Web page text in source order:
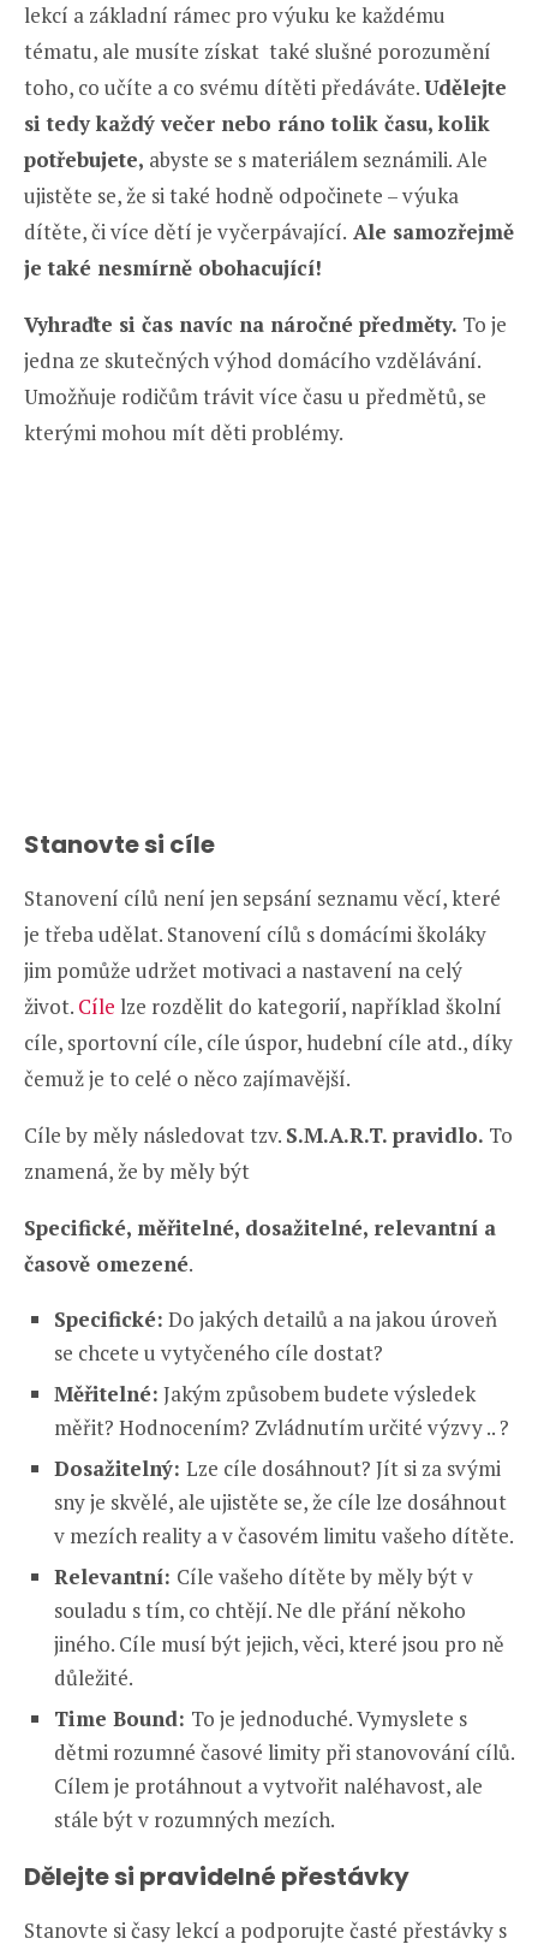
lekcí a základní rámec pro výuku ke každému
tématu, ale musíte získat také slušné porozumění
toho, co učíte a co svému dítěti předáváte.Udělejte
si tedy každý večer nebo ráno tolik času, kolik
potřebujete, abyste se s materiálem seznámili. Ale
ujistěte se, že si také hodně odpočinete – výuka
dítěte, či více dětí je vyčerpávající. Ale samozřejmě
je také nesmírně obohacující!
Vyhraďte si čas navíc na náročné předměty. To je
jedna ze skutečných výhod domácího vzdělávání.
Umožňuje rodičům trávit více času u předmětů, se
kterými mohou mít děti problémy.
Stanovte si cíle
Stanovení cílů není jen sepsání seznamu věcí, které
je třeba udělat. Stanovení cílů s domácími školáky
jim pomůže udržet motivaci a nastavení na celý
život. Cíle lze rozdělit do kategorií, například školní
cíle, sportovní cíle, cíle úspor, hudební cíle atd., díky
čemuž je to celé o něco zajímavější.
Cíle by měly následovat tzv. S.M.A.R.T. pravidlo. To
znamená, že by měly být
Specifické, měřitelné, dosažitelné, relevantní a
časově omezené.
Specifické: Do jakých detailů a na jakou úroveň
se chcete u vytyčeného cíle dostat?
Měřitelné: Jakým způsobem budete výsledek
měřit? Hodnocením? Zvládnutím určité výzvy .. ?
Dosažitelný: Lze cíle dosáhnout? Jít si za svými
sny je skvělé, ale ujistěte se, že cíle lze dosáhnout
v mezích reality a v časovém limitu vašeho dítěte.
Relevantní: Cíle vašeho dítěte by měly být v
souladu s tím, co chtějí. Ne dle přání někoho
jiného. Cíle musí být jejich, věci, které jsou pro ně
důležité.
Time Bound: To je jednoduché. Vymyslete s
dětmi rozumné časové limity při stanovování cílů.
Cílem je protáhnout a vytvořit naléhavost, ale
stále být v rozumných mezích.
Dělejte si pravidelné přestávky
Stanovte si časy lekcí a podporujte časté přestávky s